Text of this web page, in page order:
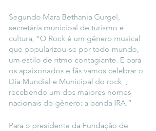
Segundo Mara Bethania Gurgel,
secretária municipal de turismo e
cultura, “O Rock é um gênero musical
que popularizou-se por todo mundo,
um estilo de ritmo contagiante. E para
os apaixonados e fãs vamos celebrar o
Dia Mundial e Municipal do rock  ,
recebendo um dos maiores nomes
nacionais do gênero: a banda IRA.”
Para o presidente da Fundação de